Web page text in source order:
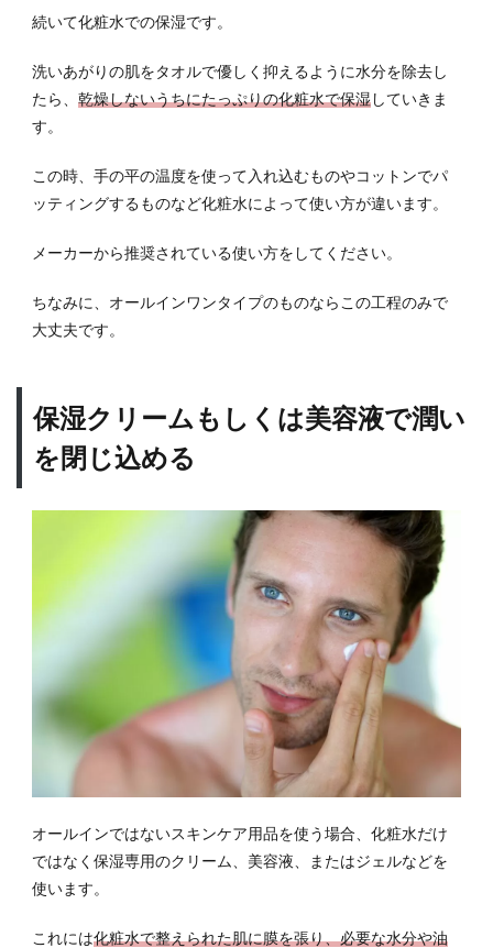
ッド
ファ
ーシ
ョン
ーム
ファ
ーシ
5.6
クッ
デー
ショ
ン
キッ
ドフ
ン
ィッ
ショ
ン
6
能性
続いて化粧水での保湿です。
洗いあがりの肌をタオルで優しく抑えるように水分を除去し
たら、 乾燥しないうちにたっぷりの化粧水で保湿していきま
す。
この時、手の平の温度を使って入れ込むものやコットンでパ
ッティングするものなど化粧水によって使い方が違います。
メーカーから推奨されている使い方をしてください。
ちなみに、オールインワンタイプのものならこの工程のみで
大丈夫です。
保湿クリームもしくは美容液で潤い
を閉じ込める
オールインではないスキンケア用品を使う場合、化粧水だけ
ではなく保湿専用のクリーム、美容液、またはジェルなどを
使います。
これには化粧水で整えられた肌に膜を張り、必要な水分や油